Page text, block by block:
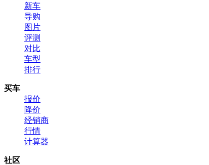
新车
导购
图片
评测
对比
车型
排行
买车
报价
降价
经销商
行情
计算器
社区